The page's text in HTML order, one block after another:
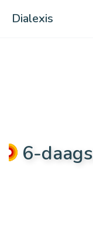
Dialexis
6-